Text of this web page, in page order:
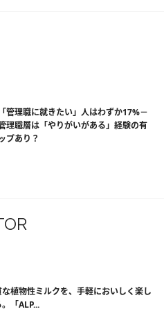
管理職に就きたい」人はわずか17%－
理職層は「やりがいがある」経験の有
プあり？
な植物性ミルクを、手軽においしく楽し
「ALP...